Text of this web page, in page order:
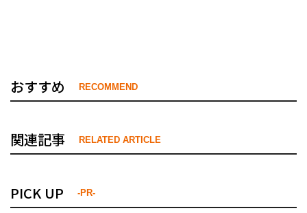
おすすめ RECOMMEND
関連記事 RELATED ARTICLE
PICK UP -PR-